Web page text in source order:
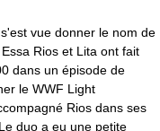
vue donner le nom de
Rios et Lita ont fait
dans un épisode de
le WWF Light
Rios dans ses
duo a eu une petite